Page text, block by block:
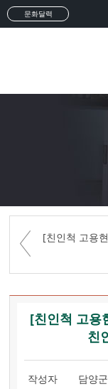
문화달력
[친인척 고용
[친인척 고용
친
작성자 담양